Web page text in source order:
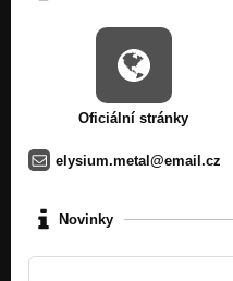
Nezařazeno
In Nomine Vita Destroyer (2011)
Nezařazeno
Nezařazeno
Nezařazeno
Touch The Sky(2009)
Oficiální stránky
elysium.metal@email.cz
Novinky